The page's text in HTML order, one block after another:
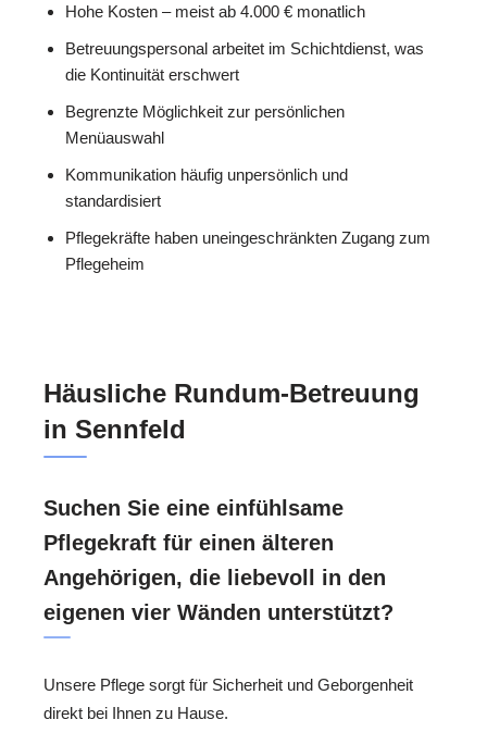
Hohe Kosten – meist ab 4.000 € monatlich
Betreuungspersonal arbeitet im Schichtdienst, was
die Kontinuität erschwert
Begrenzte Möglichkeit zur persönlichen
Menüauswahl
Kommunikation häufig unpersönlich und
standardisiert
Pflegekräfte haben uneingeschränkten Zugang zum
Pflegeheim
Häusliche Rundum-Betreuung
in Sennfeld
Suchen Sie eine einfühlsame
Pflegekraft für einen älteren
Angehörigen, die liebevoll in den
eigenen vier Wänden unterstützt?
Unsere Pflege sorgt für Sicherheit und Geborgenheit
direkt bei Ihnen zu Hause.